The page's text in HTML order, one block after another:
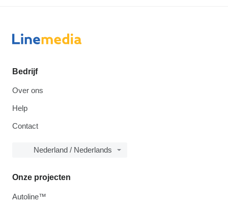
Bedrijf
Over ons
Help
Contact
Nederland / Nederlands
Onze projecten
Autoline™